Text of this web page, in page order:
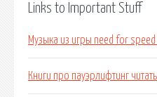
Links to Important Stuff
Музыка из игры need for speed
Книги про пауэрлифтинг читать